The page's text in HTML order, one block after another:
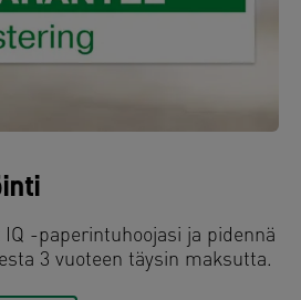
-paperintuhoojasi ja pidennä
3 vuoteen täysin maksutta.